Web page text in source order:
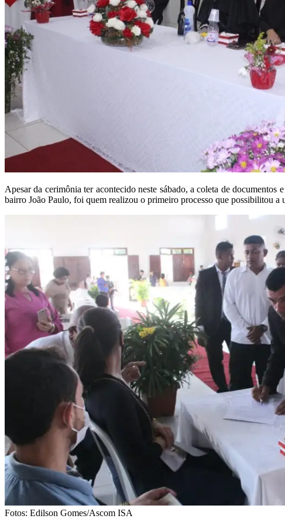
Apesar da cerimônia ter acontecido neste sábado, a coleta de
bairro João Paulo, foi quem realizou o primeiro processo que possibilitou a
Fotos: Edilson Gomes/Ascom ISA